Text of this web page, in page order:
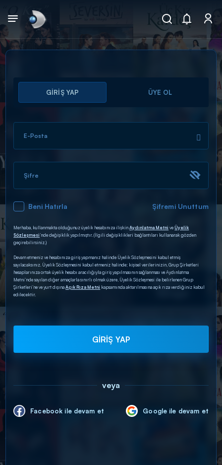
Arama
ARAMA SONUÇLARI
DİĞER SONUÇLAR
GİRİŞ YAP ÜYE OL
E-Posta
Şifre
Beni Hatırla Şifremi Unuttum
Merhaba, kullanmakta olduğunuz üyelik hesabınıza ilişkinAydınlatma Metni veÜyelik
Sözleşmesi’nde değişiklik yapılmıştır. (İlgili değişiklikleri bağlantıları kullanarak gözden
geçirebilirsiniz.)
Devam etmeniz ve hesabınıza giriş yapmanız halinde Üyelik Sözleşmesini kabul etmiş
sayılacaksınız. Üyelik Sözleşmesini kabul etmeniz halinde; kişisel verilerinizin, Grup Şirketleri
hesaplarınıza ortak üyelik hesabı aracılığıyla giriş yapılmasının sağlanması ve Aydınlatma
Metni’nde sayılan diğer amaçlarla sınırlı olmak üzere, Üyelik Sözleşmesi ile belirlenen Grup
Şirketleri’ne ve yurt dışınaAçık Rıza Metni kapsamında aktarılmasına açık rıza verdiğiniz kabul
edilecektir.
GİRİŞ YAP
veya
Facebook ile devam et Google ile devam et